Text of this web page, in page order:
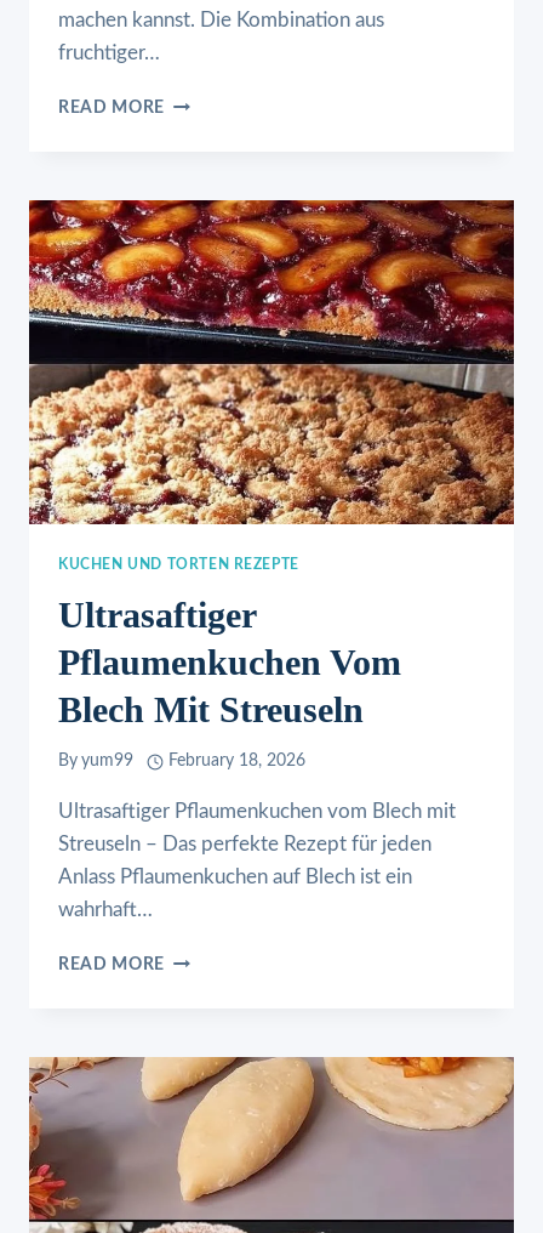
machen kannst. Die Kombination aus
fruchtiger…
READ MORE SCHOKOBANANEN
KUCHEN UND TORTEN REZEPTE
Ultrasaftiger
Pflaumenkuchen Vom
Blech Mit Streuseln
By yum99 February 18, 2026
Ultrasaftiger Pflaumenkuchen vom Blech mit
Streuseln – Das perfekte Rezept für jeden
Anlass Pflaumenkuchen auf Blech ist ein
wahrhaft…
READ MORE ULTRASAFTIGER
MIT
STREUSELN